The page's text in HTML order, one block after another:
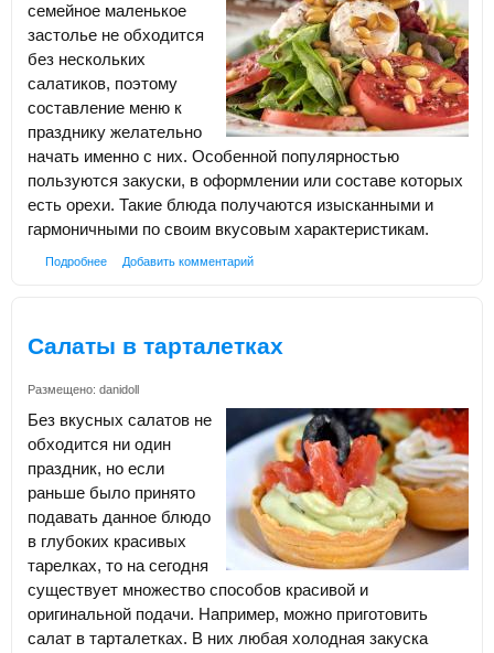
семейное маленькое
застолье не обходится
без нескольких
салатиков, поэтому
составление меню к
празднику желательно
начать именно с них. Особенной популярностью
пользуются закуски, в оформлении или составе которых
есть орехи. Такие блюда получаются изысканными и
гармоничными по своим вкусовым характеристикам.
Подробнее Добавить комментарий
Салаты в тарталетках
Размещено: danidoll
Без вкусных салатов не
обходится ни один
праздник, но если
раньше было принято
подавать данное блюдо
в глубоких красивых
тарелках, то на сегодня
существует множество способов красивой и
оригинальной подачи. Например, можно приготовить
салат в тарталетках. В них любая холодная закуска